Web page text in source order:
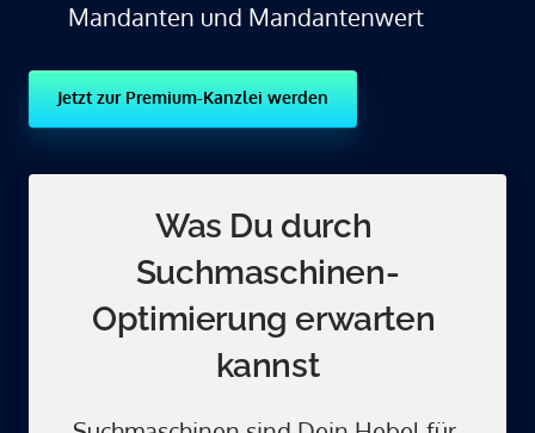
Mandanten und Mandantenwert
Jetzt zur Premium-Kanzlei werden
Was Du durch
Suchmaschinen-
Optimierung erwarten
kannst